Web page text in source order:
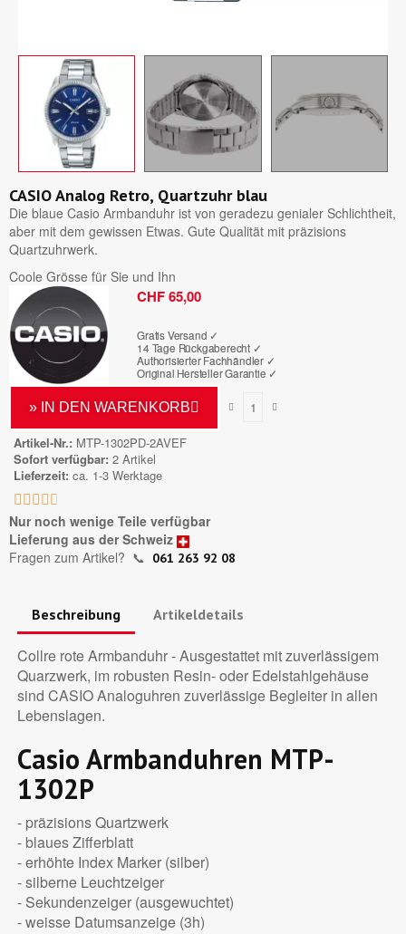
CASIO Analog Retro, Quartzuhr blau
Die blaue Casio Armbanduhr ist von geradezu genialer Schlichtheit,
aber mit dem gewissen Etwas. Gute Qualität mit präzisions
Quartzuhrwerk.
Coole Grösse für Sie und Ihn
CHF 65,00
Gratis Versand ✓
14 Tage Rückgaberecht ✓
Authorisierter Fachhändler ✓
Original Hersteller Garantie ✓
» IN DEN WARENKORB
Artikel-Nr. MTP-1302PD-2AVEF
Sofort verfügbar 2 Artikel
Lieferzeit ca. 1-3 Werktage
    
Nur noch wenige Teile verfügbar
Lieferung aus der Schweiz
Fragen zum Artikel? 📞 061 263 92 08
Beschreibung Artikeldetails
Collre rote Armbanduhr - Ausgestattet mit zuverlässigem
Quarzwerk, im robusten Resin- oder Edelstahlgehäuse
sind CASIO Analoguhren zuverlässige Begleiter in allen
Lebenslagen.
Casio Armbanduhren MTP-
1302P
- präzisions Quartzwerk
- blaues Zifferblatt
- erhöhte Index Marker (silber)
- silberne Leuchtzeiger
- Sekundenzeiger (ausgewuchtet)
- weisse Datumsanzeige (3h)